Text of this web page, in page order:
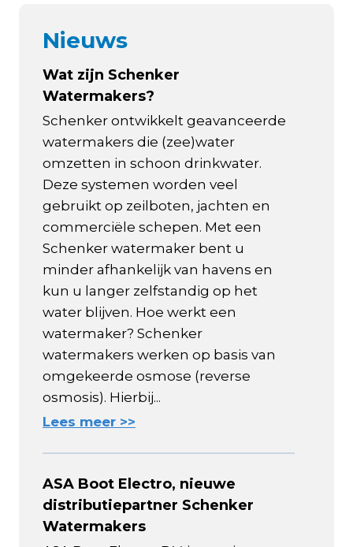
Nieuws
Wat zijn Schenker
Watermakers?
Schenker ontwikkelt geavanceerde
watermakers die (zee)water
omzetten in schoon drinkwater.
Deze systemen worden veel
gebruikt op zeilboten, jachten en
commerciële schepen. Met een
Schenker watermaker bent u
minder afhankelijk van havens en
kun u langer zelfstandig op het
water blijven. Hoe werkt een
watermaker? Schenker
watermakers werken op basis van
omgekeerde osmose (reverse
osmosis). Hierbij...
Lees meer >>
ASA Boot Electro, nieuwe
distributiepartner Schenker
Watermakers